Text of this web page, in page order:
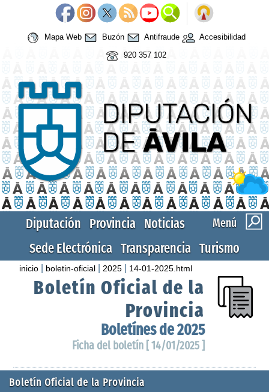
Mapa Web Buzón Antifraude
Accesibilidad
920 357 102
Menú
Diputación Provincia Noticias
Sede Electrónica Transparencia Turismo
inicio boletin-oficial 2025 14-01-2025.html
Boletín Oficial de la
Provincia
Boletínes de 2025
Ficha del boletín [ 14/01/2025 ]
Boletín Oficial de la Provincia